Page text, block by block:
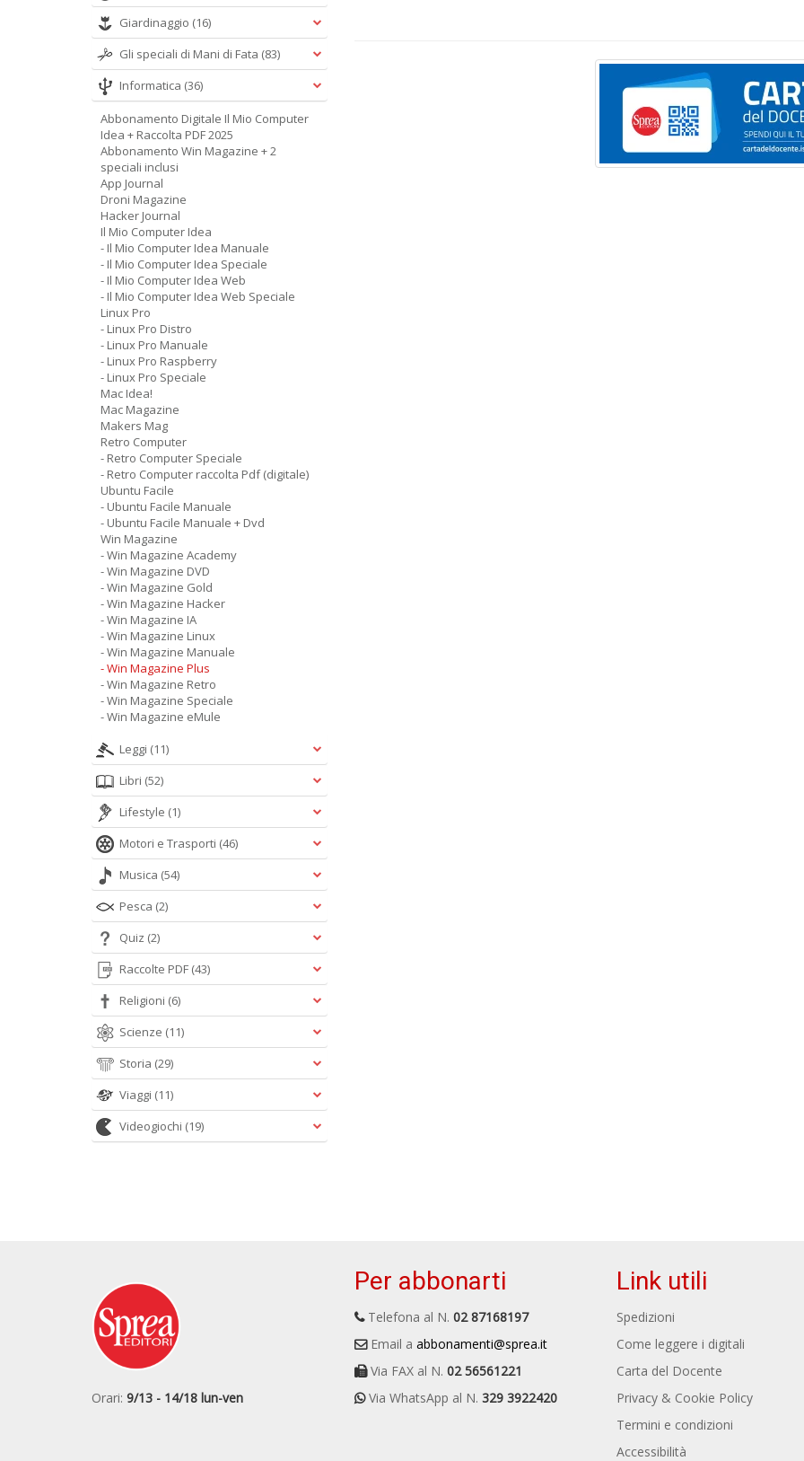
Giardinaggio (16)
Gli speciali di Mani di Fata (83)
Informatica (36)
Abbonamento Digitale Il Mio Computer
Idea + Raccolta PDF 2025
Abbonamento Win Magazine + 2
speciali inclusi
App Journal
Droni Magazine
Hacker Journal
Il Mio Computer Idea
- Il Mio Computer Idea Manuale
- Il Mio Computer Idea Speciale
- Il Mio Computer Idea Web
- Il Mio Computer Idea Web Speciale
Linux Pro
- Linux Pro Distro
- Linux Pro Manuale
- Linux Pro Raspberry
- Linux Pro Speciale
Mac Idea!
Mac Magazine
Makers Mag
Retro Computer
- Retro Computer Speciale
- Retro Computer raccolta Pdf (digitale)
Ubuntu Facile
- Ubuntu Facile Manuale
- Ubuntu Facile Manuale + Dvd
Win Magazine
- Win Magazine Academy
- Win Magazine DVD
- Win Magazine Gold
- Win Magazine Hacker
- Win Magazine IA
- Win Magazine Linux
- Win Magazine Manuale
- Win Magazine Plus
- Win Magazine Retro
- Win Magazine Speciale
- Win Magazine eMule
Leggi (11)
Libri (52)
Lifestyle (1)
Motori e Trasporti (46)
Musica (54)
Pesca (2)
Quiz (2)
Raccolte PDF (43)
Religioni (6)
Scienze (11)
Storia (29)
Viaggi (11)
Videogiochi (19)
Orari: 9/13 - 14/18 lun-ven
Per abbonarti
Telefona al N. 02 87168197
Email a abbonamenti@sprea.it
Via FAX al N. 02 56561221
Via WhatsApp al N. 329 3922420
Link utili
Spedizioni
Come leggere i digitali
Carta del Docente
Privacy & Cookie Policy
Termini e condizioni
Accessibilità